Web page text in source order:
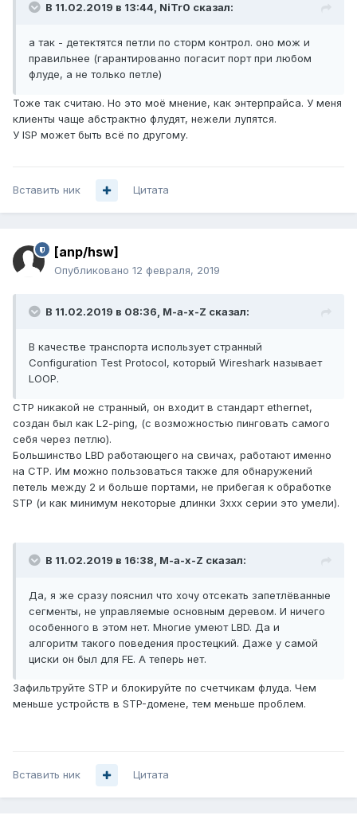
В 11.02.2019 в 13:44, NiTr0 сказал:
а так - детектятся петли по сторм контрол. оно мож и
правильнее (гарантированно погасит порт при любом
флуде, а не только петле)
Тоже так считаю. Но это моё мнение, как энтерпрайса. У меня
клиенты чаще абстрактно флудят, нежели лупятся.
У ISP может быть всё по другому.
Вставить ник Цитата
[anp/hsw]
Опубликовано 12 февраля, 2019
В 11.02.2019 в 08:36, M-a-x-Z сказал:
В качестве транспорта использует странный
Configuration Test Protocol, который Wireshark называет
LOOP.
CTP никакой не странный, он входит в стандарт ethernet,
создан был как L2-ping, (с возможностью пинговать самого
себя через петлю).
Большинство LBD работающего на свичах, работают именно
на CTP. Им можно пользоваться также для обнаружений
петель между 2 и больше портами, не прибегая к обработке
STP (и как минимум некоторые длинки 3xxx серии это умели).
В 11.02.2019 в 16:38, M-a-x-Z сказал:
Да, я же сразу пояснил что хочу отсекать запетлёванные
сегменты, не управляемые основным деревом. И ничего
особенного в этом нет. Многие умеют LBD. Да и
алгоритм такого поведения простецкий. Даже у самой
циски он был для FE. А теперь нет.
Зафильтруйте STP и блокируйте по счетчикам флуда. Чем
меньше устройств в STP-домене, тем меньше проблем.
Вставить ник Цитата